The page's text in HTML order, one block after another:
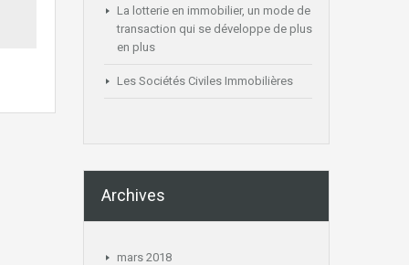
La lotterie en immobilier, un mode de
transaction qui se développe de plus
en plus
Les Sociétés Civiles Immobilières
Archives
mars 2018